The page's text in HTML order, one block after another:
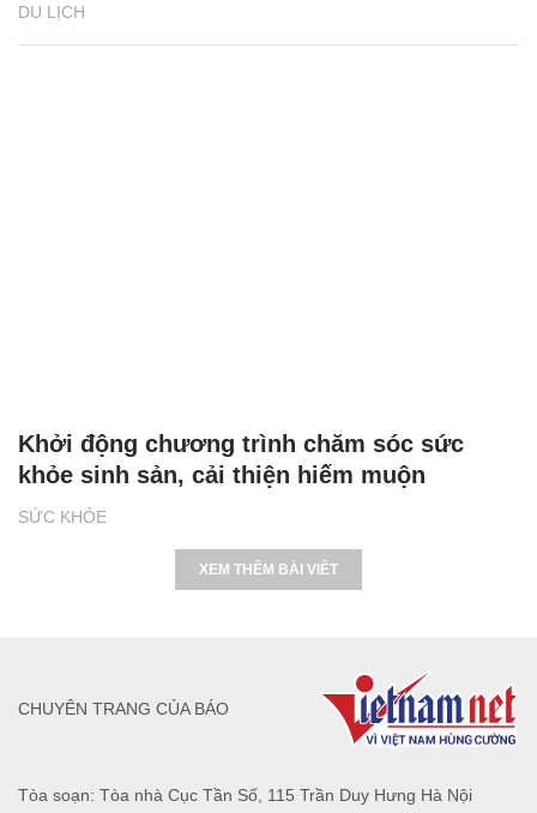
DU LỊCH
SỨC KHỎE
Khởi động chương trình chăm sóc sức
khỏe sinh sản, cải thiện hiếm muộn
XEM THÊM BÀI VIÊT
Tòa soạn: Tòa nhà Cục Tần Số, 115 Trần Duy Hưng Hà Nội
CHUYÊN TRANG CỦA BÁO